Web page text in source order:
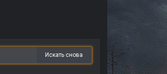
Искать снова